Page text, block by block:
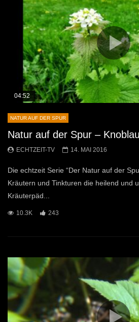
04:52
NATUR AUF DER SPUR
Natur auf der Spur –
ECHTZEIT-TV 14. MAI 2016
Die echtzeit Serie “Der Natur auf der
Kräutern und Tinkturen die heilend und
Kräuterpäd...
10.3K 243